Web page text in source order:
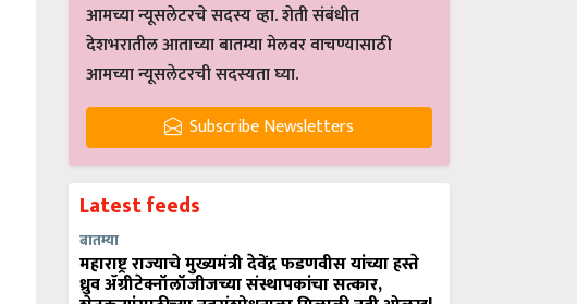
आमच्या न्यूसलेटरचे सदस्य व्हा. शेती संबंधीत
देशभरातील आताच्या बातम्या मेलवर वाचण्यासाठी
आमच्या न्यूसलेटरची सदस्यता घ्या.
Subscribe Newsletters
Latest feeds
बातम्या
महाराष्ट्र राज्याचे मुख्यमंत्री देवेंद्र फडणवीस यांच्या हस्ते
ध्रुव ॲग्रीटेक्नॉलॉजीजच्या संस्थापकांचा सत्कार,